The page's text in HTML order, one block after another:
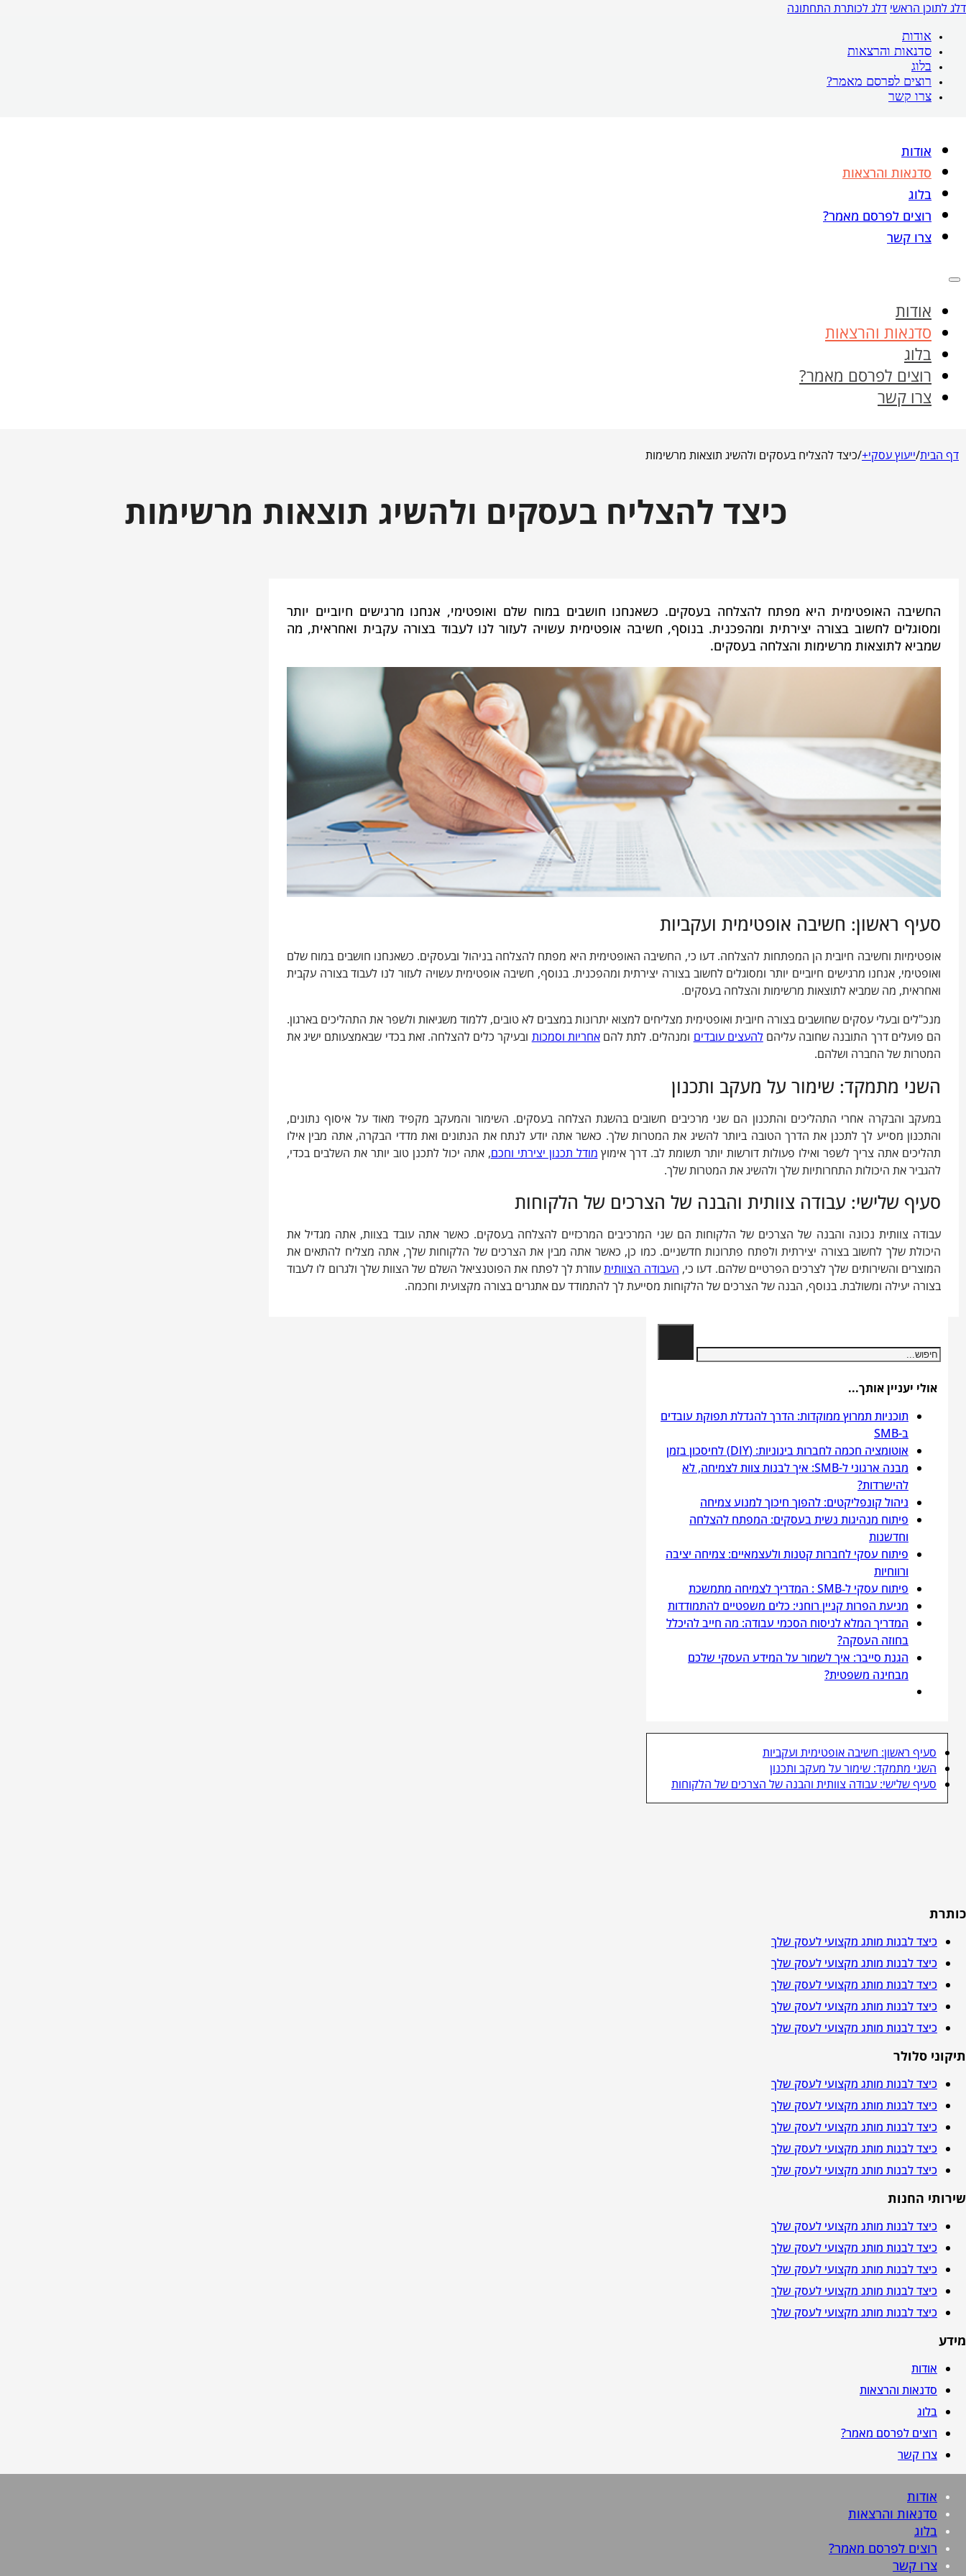
דלג לתוכן הראשי דלג לכותרת התחתונה
אודות
סדנאות והרצאות
בלוג
רוצים לפרסם מאמר?
צרו קשר
אודות
סדנאות והרצאות
בלוג
רוצים לפרסם מאמר?
צרו קשר
אודות
סדנאות והרצאות
בלוג
רוצים לפרסם מאמר?
צרו קשר
דף הבית/ייעוץ עסקי+/כיצד להצליח בעסקים ולהשיג תוצאות מרשימות
כיצד להצליח בעסקים ולהשיג תוצאות מרשימות
החשיבה האופטימית היא מפתח להצלחה בעסקים. כשאנחנו חושבים במוח שלם ואופטימי, אנחנו מרגישים חיוביים יותר
ומסוגלים לחשוב בצורה יצירתית ומהפכנית. בנוסף, חשיבה אופטימית עשויה לעזור לנו לעבוד בצורה עקבית ואחראית, מה
שמביא לתוצאות מרשימות והצלחה בעסקים.
סעיף ראשון: חשיבה אופטימית ועקביות
אופטימיות וחשיבה חיובית הן המפתחות להצלחה. דעו כי, החשיבה האופטימית היא מפתח להצלחה בניהול ובעסקים. כשאנחנו חושבים במוח שלם
ואופטימי, אנחנו מרגישים חיוביים יותר ומסוגלים לחשוב בצורה יצירתית ומהפכנית. בנוסף, חשיבה אופטימית עשויה לעזור לנו לעבוד בצורה עקבית
ואחראית, מה שמביא לתוצאות מרשימות והצלחה בעסקים.
מנכ"לים ובעלי עסקים שחושבים בצורה חיובית ואופטימית מצליחים למצוא יתרונות במצבים לא טובים, ללמוד משגיאות ולשפר את התהליכים בארגון.
הם פועלים דרך התובנה שחובה עליהםלהעצים עובדים ומנהלים. לתת להםאחריות וסמכות ובעיקר כלים להצלחה. זאת בכדי שבאמצעותם ישיג את
המטרות של החברה ושלהם.
השני מתמקד: שימור על מעקב ותכנון
במעקב והבקרה אחרי התהליכים והתכנון הם שני מרכיבים חשובים בהשגת הצלחה בעסקים. השימור והמעקב מקפיד מאוד על איסוף נתונים,
והתכנון מסייע לך לתכנן את הדרך הטובה ביותר להשיג את המטרות שלך. כאשר אתה יודע לנתח את הנתונים ואת מדדי הבקרה, אתה מבין אילו
תהליכים אתה צריך לשפר ואילו פעולות דורשות יותר תשומת לב. דרך אימוץ מודל תכנון יצירתי וחכם, אתה יכול לתכנן טוב יותר את השלבים בכדי,
להגביר את היכולות התחרותיות שלך ולהשיג את המטרות שלך.
סעיף שלישי: עבודה צוותית והבנה של הצרכים של הלקוחות
עבודה צוותית נכונה והבנה של הצרכים של הלקוחות הם שני המרכיבים המרכזיים להצלחה בעסקים. כאשר אתה עובד בצוות, אתה מגדיל את
היכולת שלך לחשוב בצורה יצירתית ולפתח פתרונות חדשניים. כמו כן, כאשר אתה מבין את הצרכים של הלקוחות שלך, אתה מצליח להתאים את
המוצרים והשירותים שלך לצרכים הפרטיים שלהם. דעו כי, העבודה הצוותיתעוזרת לך לפתח את הפוטנציאל השלם של הצוות שלך ולגרום לו לעבוד
בצורה יעילה ומשולבת. בנוסף, הבנה של הצרכים של הלקוחות מסייעת לך להתמודד עם אתגרים בצורה מקצועית וחכמה.
אולי יעניין אותך...
תוכניות תמרוץ ממוקדות: הדרך להגדלת תפוקת עובדים
ב-SMB
אוטומציה חכמה לחברות בינוניות: (DIY) לחיסכון בזמן
מבנה ארגוני ל-SMB: איך לבנות צוות לצמיחה, לא
להישרדות?
ניהול קונפליקטים: להפוך חיכוך למנוע צמיחה
פיתוח מנהיגות נשית בעסקים: המפתח להצלחה
וחדשנות
פיתוח עסקי לחברות קטנות ולעצמאיים: צמיחה יציבה
ורווחיות
פיתוח עסקי ל‑SMB : המדריך לצמיחה מתמשכת
מניעת הפרות קניין רוחני: כלים משפטיים להתמודדות
המדריך המלא לניסוח הסכמי עבודה: מה חייב להיכלל
בחוזה העסקה?
הגנת סייבר: איך לשמור על המידע העסקי שלכם
מבחינה משפטית?
סעיף ראשון: חשיבה אופטימית ועקביות
השני מתמקד: שימור על מעקב ותכנון
סעיף שלישי: עבודה צוותית והבנה של הצרכים של הלקוחות
כותרת
כיצד לבנות מותג מקצועי לעסק שלך
כיצד לבנות מותג מקצועי לעסק שלך
כיצד לבנות מותג מקצועי לעסק שלך
כיצד לבנות מותג מקצועי לעסק שלך
כיצד לבנות מותג מקצועי לעסק שלך
תיקוני סלולר
כיצד לבנות מותג מקצועי לעסק שלך
כיצד לבנות מותג מקצועי לעסק שלך
כיצד לבנות מותג מקצועי לעסק שלך
כיצד לבנות מותג מקצועי לעסק שלך
כיצד לבנות מותג מקצועי לעסק שלך
שירותי החנות
כיצד לבנות מותג מקצועי לעסק שלך
כיצד לבנות מותג מקצועי לעסק שלך
כיצד לבנות מותג מקצועי לעסק שלך
כיצד לבנות מותג מקצועי לעסק שלך
כיצד לבנות מותג מקצועי לעסק שלך
מידע
אודות
סדנאות והרצאות
בלוג
רוצים לפרסם מאמר?
צרו קשר
אודות
סדנאות והרצאות
בלוג
רוצים לפרסם מאמר?
צרו קשר